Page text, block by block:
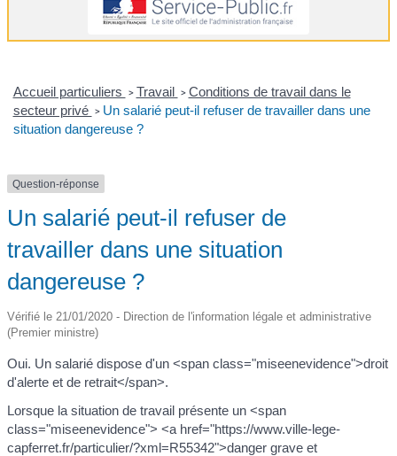
Accueil particuliers > Travail > Conditions de travail dans le
secteur privé > Un salarié peut-il refuser de travailler dans une
situation dangereuse ?
Question-réponse
Un salarié peut-il refuser de
travailler dans une situation
dangereuse ?
Vérifié le 21/01/2020 - Direction de l'information légale et administrative
(Premier ministre)
Oui. Un salarié dispose d'un <span class="miseenevidence">droit
d'alerte et de retrait</span>.
Lorsque la situation de travail présente un <span
class="miseenevidence"> <a href="https://www.ville-lege-
capferret.fr/particulier/?xml=R55342">danger grave et